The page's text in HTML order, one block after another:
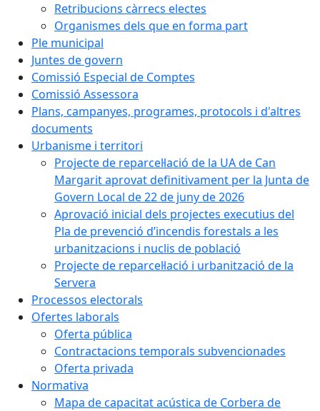
Retribucions càrrecs electes
Organismes dels que en forma part
Ple municipal
Juntes de govern
Comissió Especial de Comptes
Comissió Assessora
Plans, campanyes, programes, protocols i d'altres
documents
Urbanisme i territori
Projecte de reparcel·lació de la UA de Can
Margarit aprovat definitivament per la Junta de
Govern Local de 22 de juny de 2026
Aprovació inicial dels projectes executius del
Pla de prevenció d’incendis forestals a les
urbanitzacions i nuclis de població
Projecte de reparcel·lació i urbanització de la
Servera
Processos electorals
Ofertes laborals
Oferta pública
Contractacions temporals subvencionades
Oferta privada
Normativa
Mapa de capacitat acústica de Corbera de